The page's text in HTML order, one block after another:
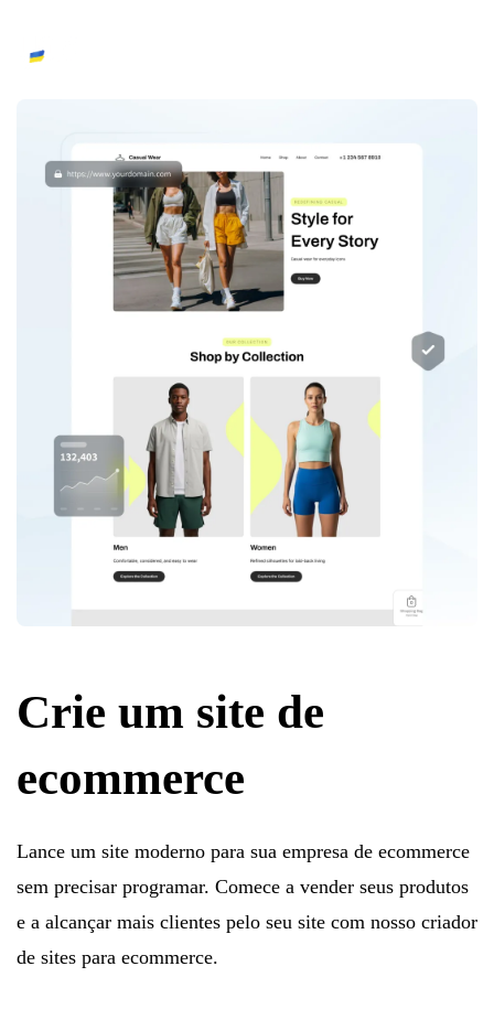
Crie um site de
ecommerce
Lance um site moderno para sua empresa de ecommerce
sem precisar programar. Comece a vender seus produtos
e a alcançar mais clientes pelo seu site com nosso criador
de sites para ecommerce.